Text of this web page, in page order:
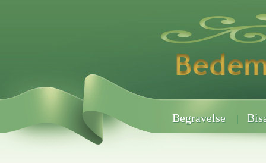
Begravelse